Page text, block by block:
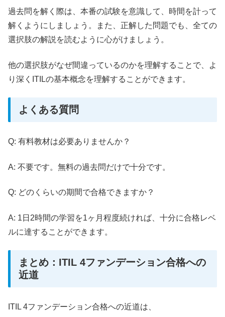
過去問を解く際は、本番の試験を意識して、時間を計って
解くようにしましょう。また、正解した問題でも、全ての
選択肢の解説を読むように心がけましょう。
他の選択肢がなぜ間違っているのかを理解することで、よ
り深くITILの基本概念を理解することができます。
よくある質問
Q: 有料教材は必要ありませんか？
A: 不要です。無料の過去問だけで十分です。
Q: どのくらいの期間で合格できますか？
A: 1日2時間の学習を1ヶ月程度続ければ、十分に合格レベ
ルに達することができます。
まとめ：ITIL 4ファンデーション合格への
近道
ITIL 4ファンデーション合格への近道は、